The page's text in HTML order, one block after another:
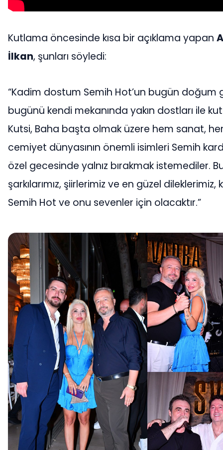
Kutlama öncesinde kısa bir açıklama yapan
İlkan, şunları söyledi:
“Kadim dostum Semih Hot’un bugün doğum
bugünü kendi mekanında yakın dostları ile
Kutsi, Baha başta olmak üzere hem sanat,
cemiyet dünyasının önemli isimleri Semih
özel gecesinde yalnız bırakmak istemediler.
şarkılarımız, şiirlerimiz ve en güzel dileklerimiz,
Semih Hot ve onu sevenler için olacaktır.”